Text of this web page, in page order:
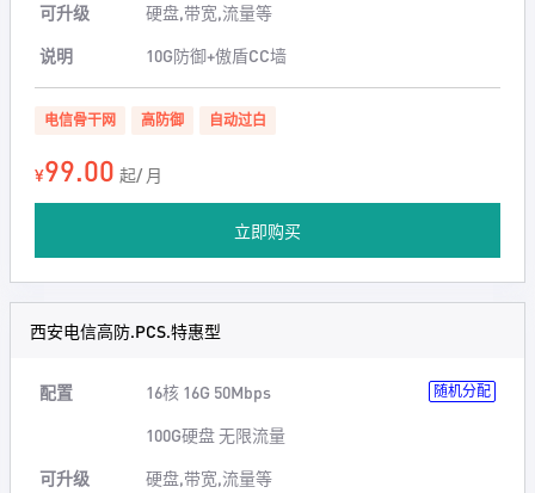
可升级
硬盘,带宽,流量等
说明
10G防御+傲盾CC墙
电信骨干网 高防御 自动过白
¥99.00 起/ 月
立即购买
西安电信高防.PCS.特惠型
配置 16核 16G 50Mbps 随机分配
100G硬盘 无限流量
可升级
硬盘,带宽,流量等